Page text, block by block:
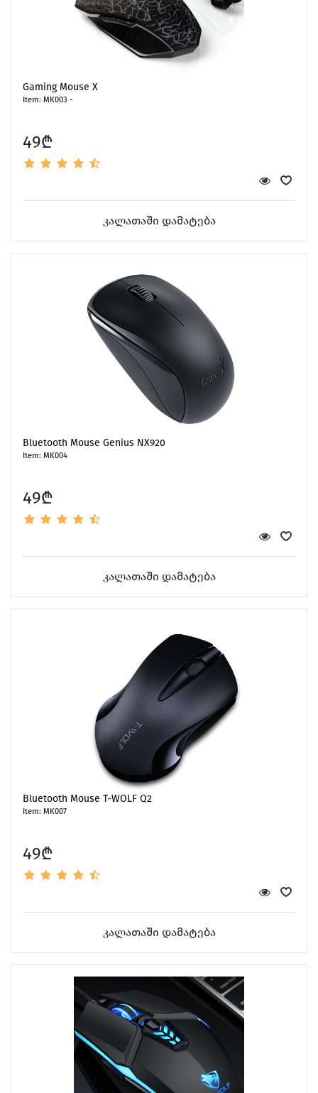
Holders & Vlog
Mice & Keyboard
AirTag & Accessories
Software
Car Gadgets
Gaming Mouse X
Item: MK003 -
49₾
კალათაში დამატება
Bluetooth Mouse Genius NX920
Item: MK004
49₾
კალათაში დამატება
Bluetooth Mouse T-WOLF Q2
Item: MK007
49₾
კალათაში დამატება